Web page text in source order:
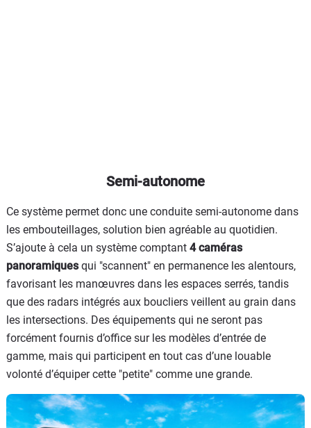
Semi-autonome
Ce système permet donc une conduite semi-autonome dans
les embouteillages, solution bien agréable au quotidien.
S’ajoute à cela un système comptant 4 caméras
panoramiquesqui "scannent" en permanence les alentours,
favorisant les manœuvres dans les espaces serrés, tandis
que des radars intégrés aux boucliers veillent au grain dans
les intersections. Des équipements qui ne seront pas
forcément fournis d’office sur les modèles d’entrée de
gamme, mais qui participent en tout cas d’une louable
volonté d’équiper cette "petite" comme une grande.